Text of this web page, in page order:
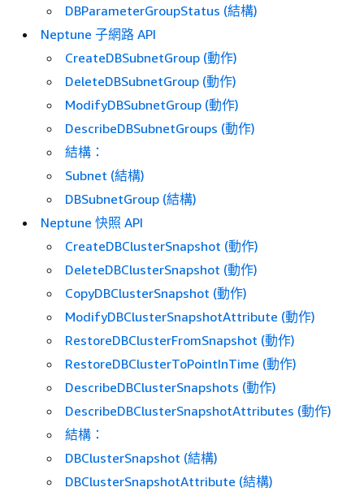
DBParameterGroupStatus (結構)
Neptune 子網路 API
CreateDBSubnetGroup (動作)
DeleteDBSubnetGroup (動作)
ModifyDBSubnetGroup (動作)
DescribeDBSubnetGroups (動作)
結構：
Subnet (結構)
DBSubnetGroup (結構)
Neptune 快照 API
CreateDBClusterSnapshot (動作)
DeleteDBClusterSnapshot (動作)
CopyDBClusterSnapshot (動作)
ModifyDBClusterSnapshotAttribute (動作)
RestoreDBClusterFromSnapshot (動作)
RestoreDBClusterToPointInTime (動作)
DescribeDBClusterSnapshots (動作)
DescribeDBClusterSnapshotAttributes (動作)
結構：
DBClusterSnapshot (結構)
DBClusterSnapshotAttribute (結構)